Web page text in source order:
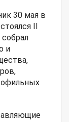
30 мая в
II
и